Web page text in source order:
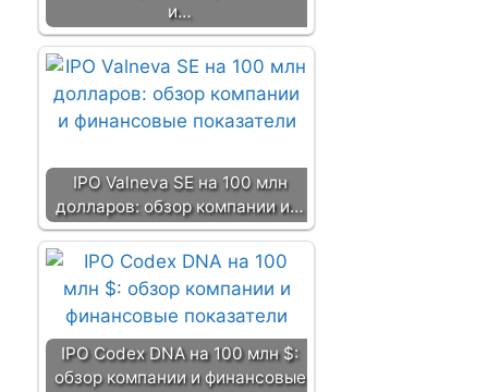
и…
IPO Valneva SE на 100 млн
долларов: обзор компании и…
IPO Codex DNA на 100 млн $:
обзор компании и финансовые